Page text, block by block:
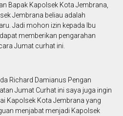
Bapak Kapolsek Kota Jembrana,
Jembrana beliau adalah
Jadi mohon izin kepada Ibu
memberikan pengarahan
Jumat curhat ini.
Richard Damianus Pengan
Jumat Curhat ini saya juga ingin
Kapolsek Kota Jembrana yang
menjabat menjadi Kapolsek